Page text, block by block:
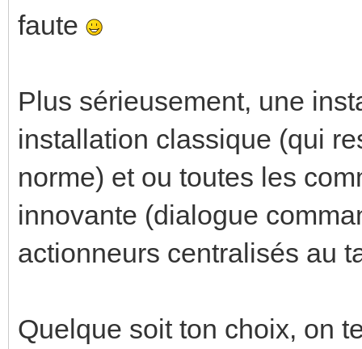
faute
Plus sérieusement, une
installation classique (qui
norme) et ou toutes les
innovante (dialogue
actionneurs centralisés au
Quelque soit ton choix, on